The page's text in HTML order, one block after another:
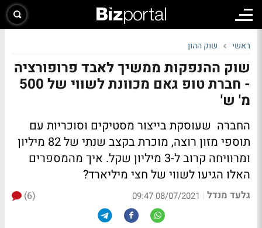
ראשי שוק ההון
שוק ההנפקות ממשיך לאבד פרופורציה
- חברת טופ גאם מכוונת לשווי של 500
מ' ש'
החברה שעוסקת בייצור מסטיקים וסוכריות עם
תוספי מזון רוצה, מוכרת בקצב שנתי של 82 מיליון
ומרוויחה קרוב ל-3 מיליון שקל. איך מהמספרים
האלו הגיעו לשווי של חצי מיליארד?
גלעד מנדל |
08/07/2021 09:47
(6)